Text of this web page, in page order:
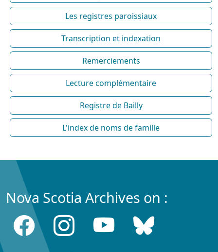
Les registres paroissiaux
Transcription et indexation
Remerciements
Lecture complémentaire
Registre de Bailly
L'index de noms de famille
Nova Scotia Archives on :